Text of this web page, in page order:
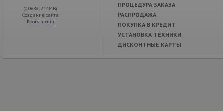
(0.0689, 2.14MB)
Создание сайта
Koors media
ПРОЦЕДУРА ЗАКАЗА
РАСПРОДАЖА
ПОКУПКА В КРЕДИТ
УСТАНОВКА ТЕХНИКИ
ДИСКОНТНЫЕ КАРТЫ